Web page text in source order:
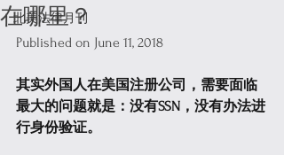
北美法律月刊
在哪里？
Published on June 11, 2018
其实外国人在美国注册公司，需要面临
最大的问题就是：没有SSN，没有办法进
行身份验证。